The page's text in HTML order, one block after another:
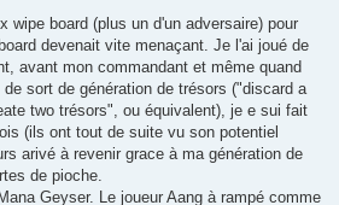
wipe board (plus un d'un adversaire) pour
devenait vite menaçant. Je l'ai joué de
avant mon commandant et même quand
sort de génération de trésors ("discard a
two trésors", ou équivalent), je e sui fait
(ils ont tout de suite vu son potentiel
arivé à revenir grace à ma génération de
de pioche.
Geyser. Le joueur Aang à rampé comme